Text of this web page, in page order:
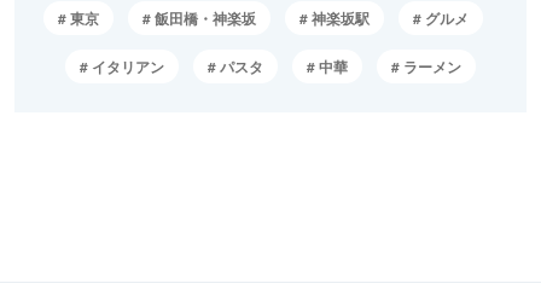
東京 飯田橋・神楽坂 神楽坂駅 グルメ
イタリアン パスタ 中華 ラーメン